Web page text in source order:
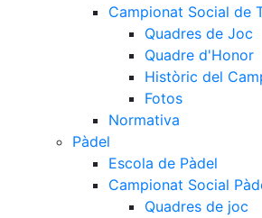
Campionat Social de
Quadres de Joc
Quadre d'Honor
Històric del
Fotos
Normativa
Pàdel
Escola de Pàdel
Campionat Social
Quadres de joc